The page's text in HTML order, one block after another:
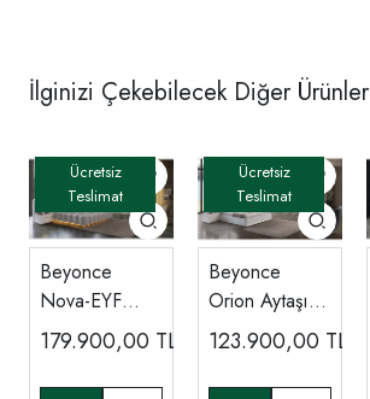
İlginizi Çekebilecek Diğer Ürünler
Beyonce
Nova-EYF
Yatak Odası
179.900,00 TL
Beyonce
Orion Aytaşı-
EYF Yatak
123.900,00 TL